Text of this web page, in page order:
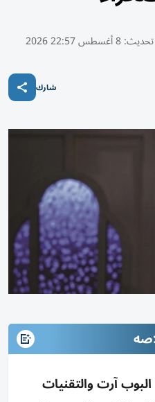
تحديث:8 أغسطس 22:57 2026
شارك
آرت والتقنيات